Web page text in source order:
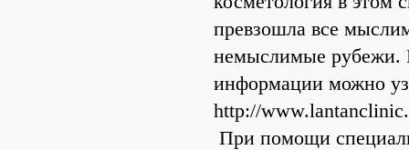
превзошла все
немыслимые рубежи.
информации можно
http://
При помощи